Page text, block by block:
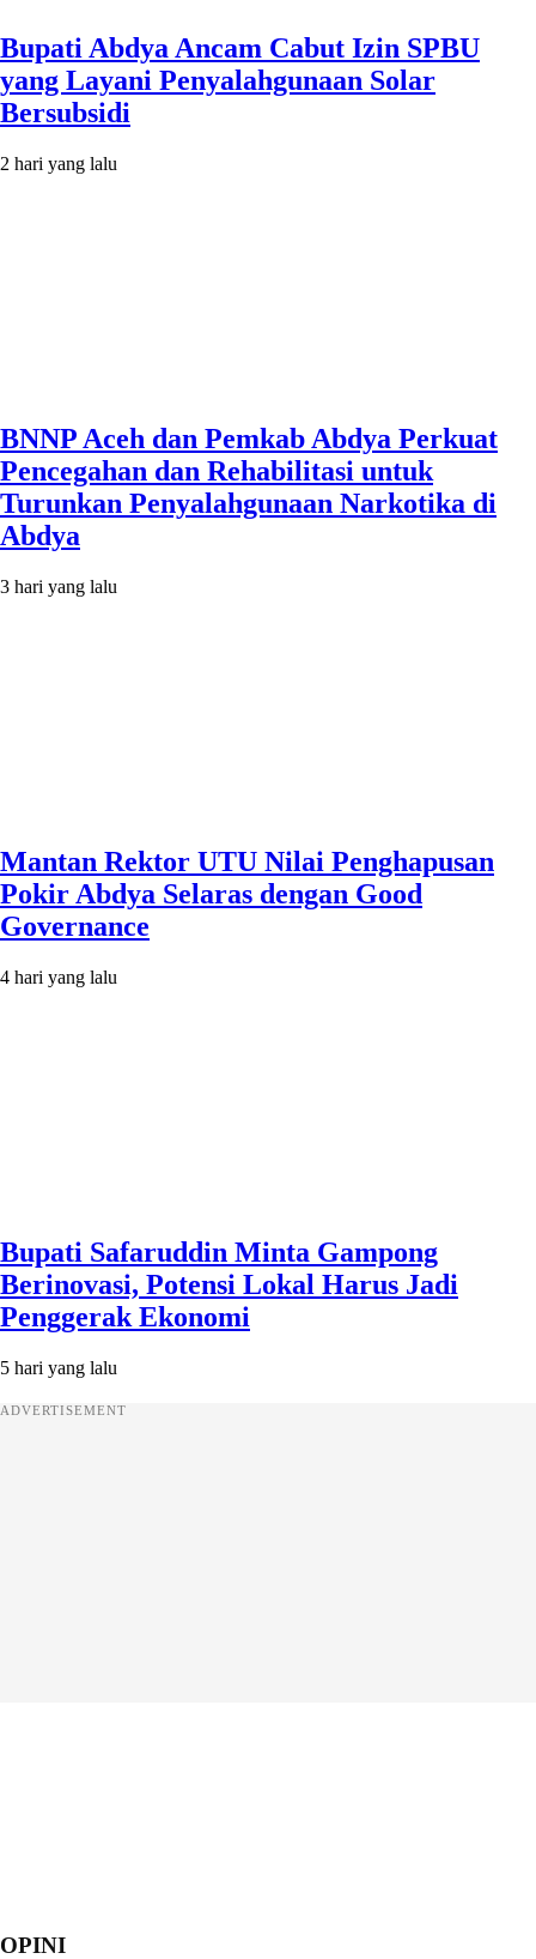
Bupati Abdya Ancam Cabut Izin SPBU
yang Layani Penyalahgunaan Solar
Bersubsidi
2 hari yang lalu
BNNP Aceh dan Pemkab Abdya Perkuat
Pencegahan dan Rehabilitasi untuk
Turunkan Penyalahgunaan Narkotika di
Abdya
3 hari yang lalu
Mantan Rektor UTU Nilai Penghapusan
Pokir Abdya Selaras dengan Good
Governance
4 hari yang lalu
Bupati Safaruddin Minta Gampong
Berinovasi, Potensi Lokal Harus Jadi
Penggerak Ekonomi
5 hari yang lalu
ADVERTISEMENT
OPINI